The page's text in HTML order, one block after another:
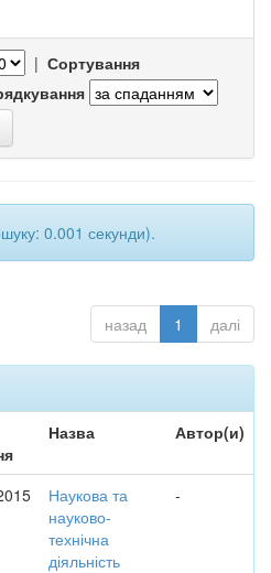
| Сортування
0.001 секунди).
назад 1 далі
Назва Автор(и)
Наукова та
науково-
технічна
діяльність
-